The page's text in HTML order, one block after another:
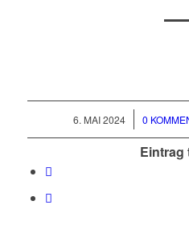
6. MAI 2024
/ 0 /
Eintrag